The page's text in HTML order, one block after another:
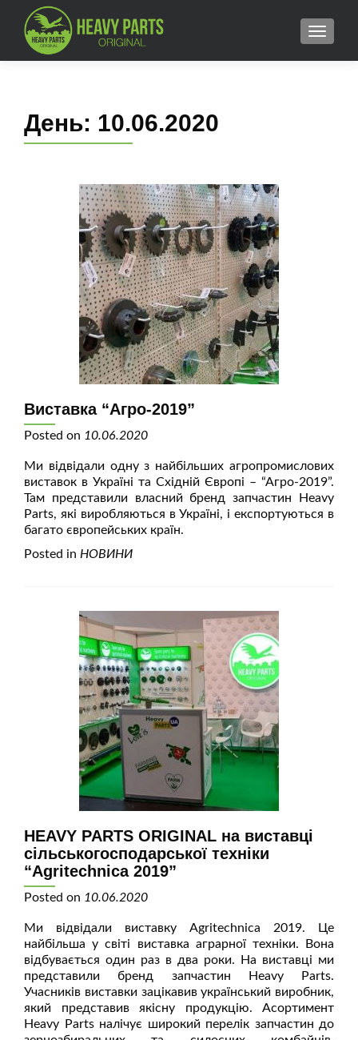
MENU
День: 10.06.2020
Виставка “Агро-2019”
Posted on 10.06.2020
Ми відвідали одну з найбільших агропромислових
виставок в Україні та Східній Європі – “Агро-2019”.
Там представили власний бренд запчастин Heavy
Parts, які виробляються в Україні, і експортуються в
багато європейських країн.
Posted in НОВИНИ
HEAVY PARTS ORIGINAL на виставці
сільськогосподарської техніки
“Agritechnica 2019”
Posted on 10.06.2020
Ми відвідали виставку Agritechnica 2019. Це
найбільша у світі виставка аграрної техніки. Вона
відбувається один раз в два роки. На виставці ми
представили бренд запчастин Heavy Parts.
Учасників виставки зацікавив український виробник,
який представив якісну продукцію. Асортимент
Heavy Parts налічує широкий перелік запчастин до